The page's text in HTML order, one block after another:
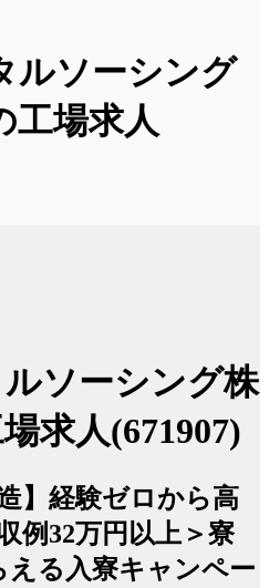
ルソーシング
工場求人
ルソーシング株
求人(671907)
】経験ゼロから高
例32万円以上＞寮
る入寮キャンペー